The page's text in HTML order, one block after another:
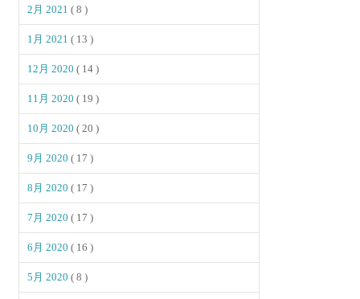
2月 2021( 8 )
1月 2021( 13 )
12月 2020( 14 )
11月 2020( 19 )
10月 2020( 20 )
9月 2020( 17 )
8月 2020( 17 )
7月 2020( 17 )
6月 2020( 16 )
5月 2020( 8 )